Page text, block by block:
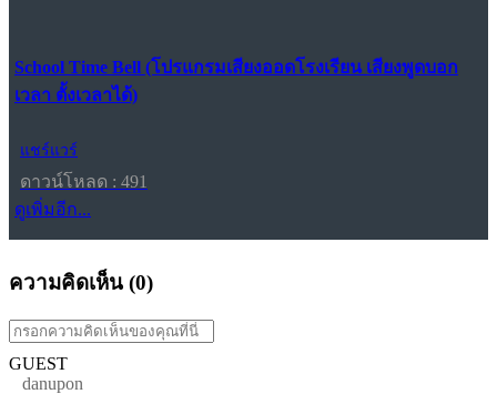
School Time Bell (โปรแกรมเสียงออดโรงเรียน เสียงพูดบอก
เวลา ตั้งเวลาได้)
แชร์แวร์
ดาวน์โหลด : 491
ดูเพิ่มอีก...
ความคิดเห็น (0)
GUEST
danupon